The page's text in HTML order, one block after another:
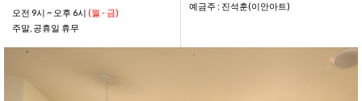
오전 9시 ~ 오후 6시 (월 - 금)
주말, 공휴일 휴무
예금주 : 진석훈(이안아트)